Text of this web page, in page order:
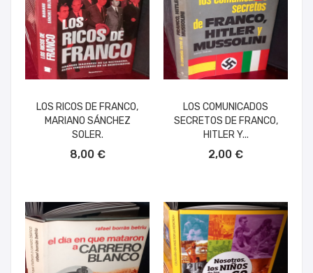
LOS RICOS DE FRANCO,
MARIANO SÁNCHEZ
SOLER.
8,00 €
LOS COMUNICADOS
SECRETOS DE FRANCO,
HITLER Y...
2,00 €